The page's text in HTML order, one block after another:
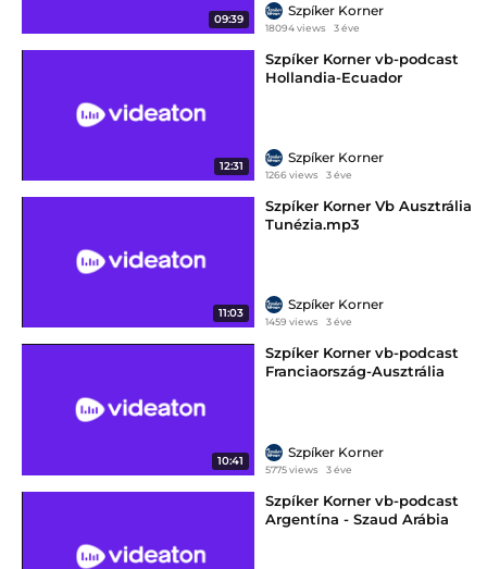
09:39
Szpíker Korner
18094 views 3 éve
12:31
Szpíker Korner vb-podcast
Hollandia-Ecuador
Szpíker Korner
1266 views 3 éve
11:03
Szpíker Korner Vb Ausztrália
Tunézia.mp3
Szpíker Korner
1459 views 3 éve
10:41
Szpíker Korner vb-podcast
Franciaország-Ausztrália
Szpíker Korner
5775 views 3 éve
Szpíker Korner vb-podcast
Argentína - Szaud Arábia